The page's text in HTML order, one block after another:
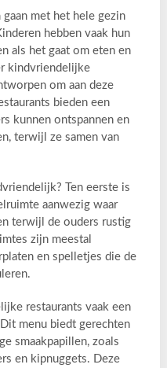
met het hele gezin
hebben vaak hun
als het gaat om eten en
kindvriendelijke
om aan deze
bieden een
kunnen ontspannen en
terwijl ze samen van
Ten eerste is
aanwezig waar
terwijl de ouders rustig
zijn meestal
en spelletjes die de
restaurants vaak een
menu biedt gerechten
smaakpapillen, zoals
en kipnuggets. Deze